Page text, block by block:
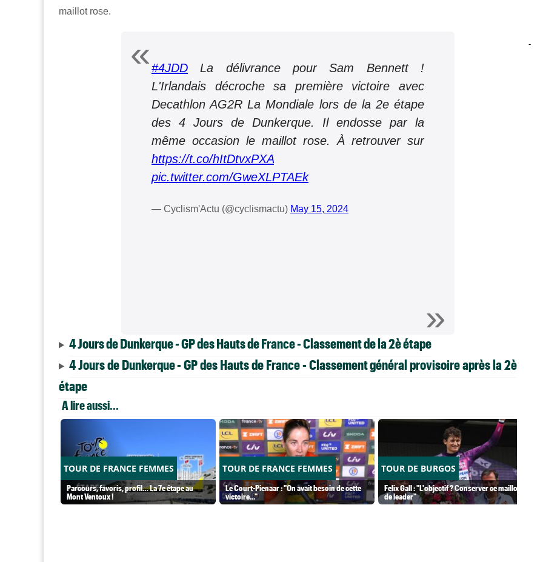
maillot rose.
#4JDD La délivrance pour Sam Bennett !
L'Irlandais décroche sa première victoire avec
Decathlon AG2R La Mondiale lors de la 2e étape
des 4 Jours de Dunkerque. Il endosse par la
même occasion le maillot rose. À retrouver sur
https://t.co/hItDtvxPXA
pic.twitter.com/GweXLPTAEk
— Cyclism'Actu (@cyclismactu) May 15, 2024
4 Jours de Dunkerque - GP des Hauts de France - Classement de la 2è étape
4 Jours de Dunkerque - GP des Hauts de France - Classement général provisoire après la 2è
étape
A lire aussi...
TOUR DE FRANCE FEMMES
Parcours, favoris, profil… La 7e étape au
Mont Ventoux !
TOUR DE FRANCE FEMMES
Le Court-Pienaar : "On avait besoin de cette
victoire..."
TOUR DE BURGOS
Felix Gall : "L'objectif ? Conserver ce maillot
de leader"
-